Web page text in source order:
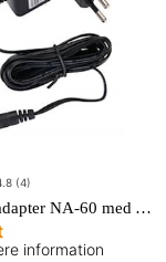
(4)
Netværksadapter NA-60 med Adapter M5
information